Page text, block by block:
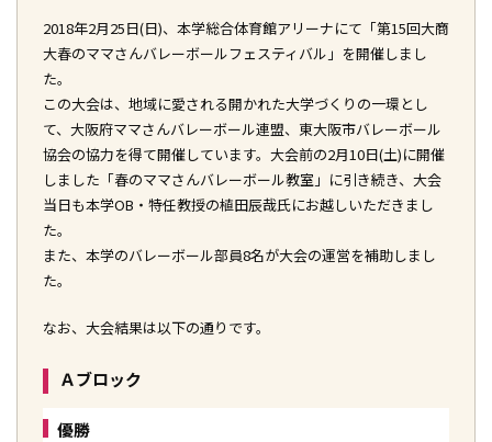
カルチャー講座
地域諸団体との連携
国際交流
大商大ビジネス・アイディアコンテスト
大商大ビジネス・アイディアコンテスト商品開発プログラム
全国高等学校ビジネスアイディア甲子園
起業教育
2018年2月25日(日)、本学総合体育館アリーナにて「第15回大商
大春のママさんバレーボールフェスティバル」を開催しまし
た。
この大会は、地域に愛される開かれた大学づくりの一環とし
て、大阪府ママさんバレーボール連盟、東大阪市バレーボール
協会の協力を得て開催しています。大会前の2月10日(土)に開催
しました「春のママさんバレーボール教室」に引き続き、大会
当日も本学OB・特任教授の植田辰哉氏にお越しいただきまし
た。
また、本学のバレーボール部員8名が大会の運営を補助しまし
た。
なお、大会結果は以下の通りです。
Ａブロック
優勝